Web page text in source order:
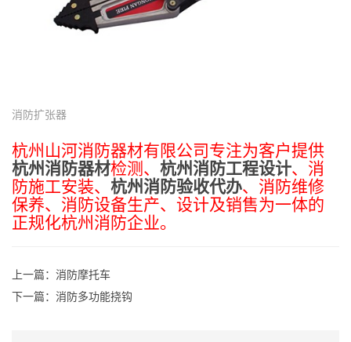
消防扩张器
杭州山河消防器材有限公司专注为客户提供
杭州消防器材检测、 杭州消防工程设计、消
防施工安装、 杭州消防验收代办、消防维修
保养、消防设备生产、设计及销售为一体的
正规化杭州消防企业。
上一篇： 消防摩托车
下一篇： 消防多功能挠钩